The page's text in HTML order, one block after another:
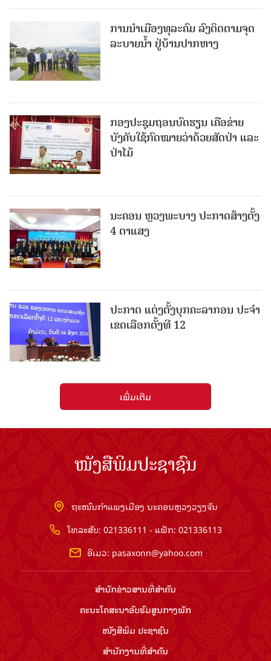
ການນໍາເມືອງທຸລະຄົມ ລົງຕິດຕາມຈຸດ
ລະບາຍນໍ້າ ຢູ່ບ້ານປາກຫາງ
ກອງປະຊຸມຖອນບົດຮຽນ ເຄືອຂ່າຍ
ບັງຄັບໃຊ້ກົດໝາຍວ່າດ້ວຍສັດປ່າ ແລະ
ປ່າໄມ້
ນະຄອນ ຫຼວງພະບາງ ປະ​ກາດ​ສ້າງ​ຕັ້ງ
4 ຕາແສງ
ປະກາດ ແຕ່ງຕັ້ງບຸກຄະລາກອນ ປະຈໍາ
ເຂດເລືອກຕັ້ງທີ 12
ເພີ່ມເຕີມ
ໜັງສືພິມປະຊາຊົນ
ຖະໜົນກຳແພງເມືອງ ນະຄອນຫຼວງວຽງຈັນ
ໂທລະສັບ: 021336111 - ແຟັກ: 021336113
ອີເມວ: pasaxonn@yahoo.com
ສຳ​ນັກ​ຂ່າວ​ສານ​ທີ່​ສຳ​ຄັນ​
ຄະນະໂຄສະນາອົບຮົມ​ສູນ​ກາງ​ພັກ
ໜັງສືພິມ ປະ​ຊາ​ຊົນ
ສຳ​ນັກ​ງານ​ທີ່​ສຳ​ຄັນ